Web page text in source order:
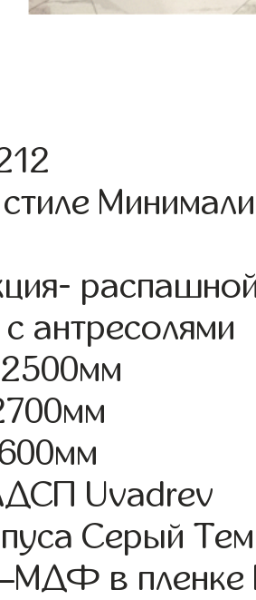
антресолями
Uvadrev
Серый
в пленке